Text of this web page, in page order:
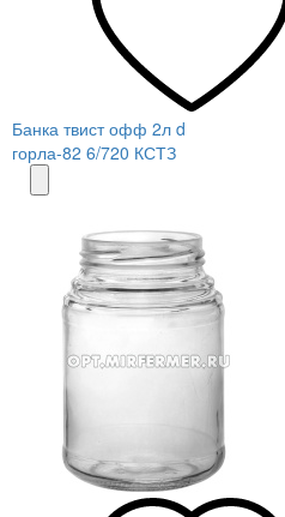
Банка твист офф 2л d
горла-82 6/720 КСТЗ